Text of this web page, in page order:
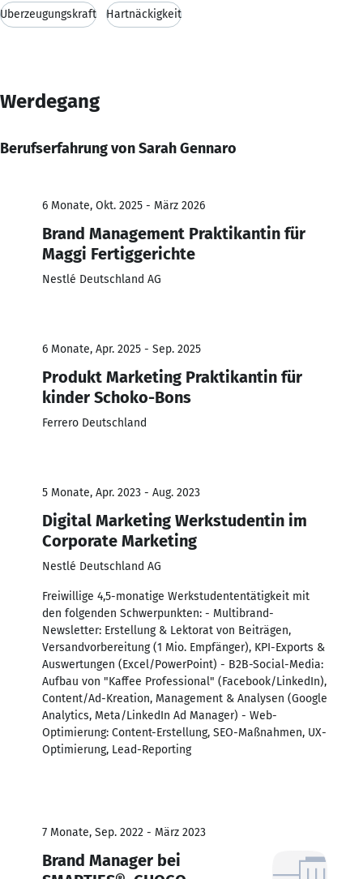
Überzeugungskraft Hartnäckigkeit
Werdegang
Berufserfahrung von Sarah Gennaro
6 Monate, Okt. 2025 - März 2026
Brand Management Praktikantin für
Maggi Fertiggerichte
Nestlé Deutschland AG
6 Monate, Apr. 2025 - Sep. 2025
Produkt Marketing Praktikantin für
kinder Schoko-Bons
Ferrero Deutschland
5 Monate, Apr. 2023 - Aug. 2023
Digital Marketing Werkstudentin im
Corporate Marketing
Nestlé Deutschland AG
Freiwillige 4,5-monatige Werkstudententätigkeit mit
den folgenden Schwerpunkten: - Multibrand-
Newsletter: Erstellung & Lektorat von Beiträgen,
Versandvorbereitung (1 Mio. Empfänger), KPI-Exports &
Auswertungen (Excel/PowerPoint) - B2B-Social-Media:
Aufbau von "Kaffee Professional" (Facebook/LinkedIn),
Content/Ad-Kreation, Management & Analysen (Google
Analytics, Meta/LinkedIn Ad Manager) - Web-
Optimierung: Content-Erstellung, SEO-Maßnahmen, UX-
Optimierung, Lead-Reporting
7 Monate, Sep. 2022 - März 2023
Brand Manager bei